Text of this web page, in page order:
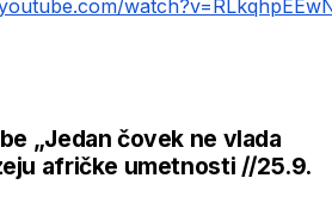
„Jedan čovek ne vlada
afričke umetnosti //25.9.